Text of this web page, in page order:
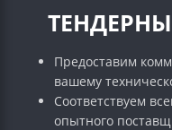
Предоставим
вашему
Соответствуем
опытного